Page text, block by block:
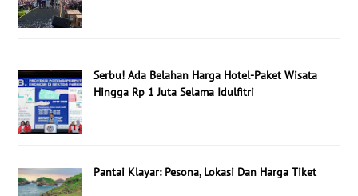
Serbu! Ada Belahan Harga Hotel-Paket Wisata
Hingga Rp 1 Juta Selama Idulfitri
Pantai Klayar: Pesona, Lokasi Dan Harga Tiket